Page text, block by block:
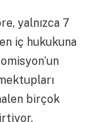
yalnızca 7
iç hukukuna
birçok